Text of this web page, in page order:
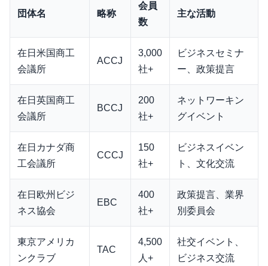
団体名 略称
会員
数
主な活動
在日米国商工
会議所
ACCJ
3,000
社+
ビジネスセミナ
ー、政策提言
在日英国商工
会議所
BCCJ
200
社+
ネットワーキン
グイベント
在日カナダ商
工会議所
CCCJ
150
社+
ビジネスイベン
ト、文化交流
在日欧州ビジ
ネス協会
EBC
400
社+
政策提言、業界
別委員会
東京アメリカ
ンクラブ
TAC
4,500
人+
社交イベント、
ビジネス交流